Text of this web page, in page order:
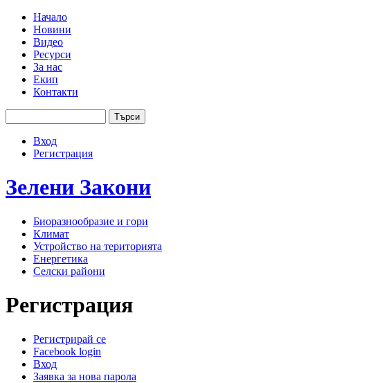
Jump to navigation
Основно меню
Начало
Новини
Видео
Ресурси
За нас
Екип
Контакти
User menu
Вход
Регистрация
Зелени Закони
Биоразнообразие и гори
Климат
Устройство на територията
Енергетика
Селски райони
Регистрация
Primary tabs
Регистрирай се
Facebook login
Вход
Заявка за нова парола